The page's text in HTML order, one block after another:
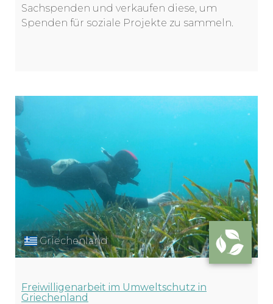
Sachspenden und verkaufen diese, um
Spenden für soziale Projekte zu sammeln.
Griechenland
Freiwilligenarbeit im Umweltschutz in
Griechenland